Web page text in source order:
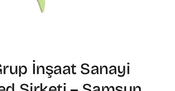
İnşaat Sanayi